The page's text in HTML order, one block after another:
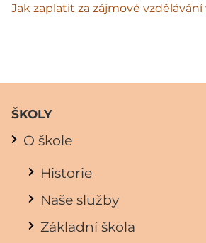
Jak zaplatit za zájmové
ŠKOLY
O škole
Historie
Naše služby
Základní škola